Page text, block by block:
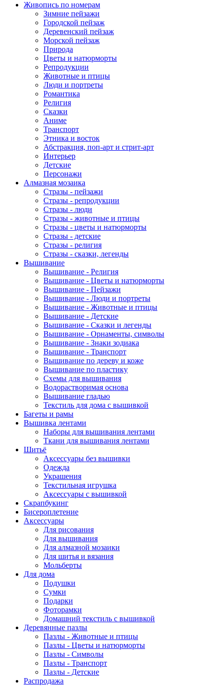
Живопись по номерам
Зимние пейзажи
Городской пейзаж
Деревенский пейзаж
Морской пейзаж
Природа
Цветы и натюрморты
Репродукции
Животные и птицы
Люди и портреты
Романтика
Религия
Сказки
Аниме
Транспорт
Этника и восток
Абстракция, поп-арт и стрит-арт
Интерьер
Детские
Персонажи
Алмазная мозаика
Стразы - пейзажи
Стразы - репродукции
Стразы - люди
Стразы - животные и птицы
Стразы - цветы и натюрморты
Стразы - детские
Стразы - религия
Стразы - сказки, легенды
Вышивание
Вышивание - Религия
Вышивание - Цветы и натюрморты
Вышивание - Пейзажи
Вышивание - Люди и портреты
Вышивание - Животные и птицы
Вышивание - Детские
Вышивание - Сказки и легенды
Вышивание - Орнаменты, символы
Вышивание - Знаки зодиака
Вышивание - Транспорт
Вышивание по дереву и коже
Вышивание по пластику
Схемы для вышивания
Водорастворимая основа
Вышивание гладью
Текстиль для дома с вышивкой
Багеты и рамы
Вышивка лентами
Наборы для вышивания лентами
Ткани для вышивания лентами
Шитьё
Аксессуары без вышивки
Одежда
Украшения
Текстильная игрушка
Аксессуары с вышивкой
Скрапбукинг
Бисероплетение
Аксессуары
Для рисования
Для вышивания
Для алмазной мозаики
Для шитья и вязания
Мольберты
Для дома
Подушки
Сумки
Подарки
Фоторамки
Домашний текстиль с вышивкой
Деревянные пазлы
Пазлы - Животные и птицы
Пазлы - Цветы и натюрморты
Пазлы - Символы
Пазлы - Транспорт
Пазлы - Детские
Распродажа